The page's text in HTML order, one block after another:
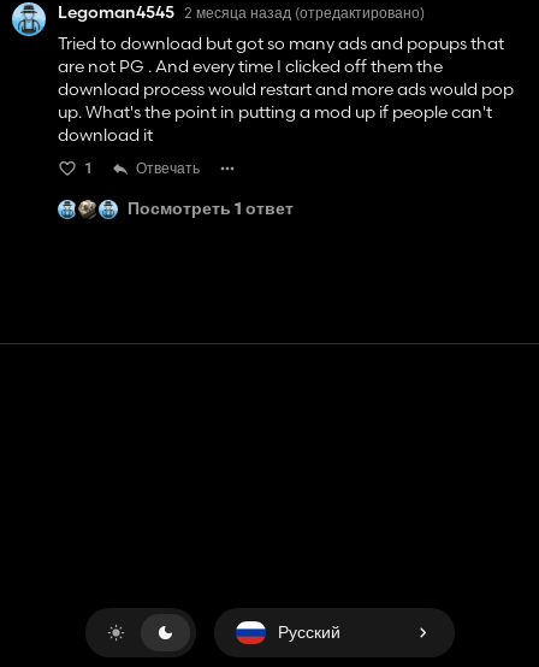
Legoman4545 2 месяца назад (отредактировано)
Tried to download but got so many ads and popups that
are not PG . And every time I clicked off them the
download process would restart and more ads would pop
up. What's the point in putting a mod up if people can't
download it
1 Отвечать
Посмотреть 1 ответ
Русский